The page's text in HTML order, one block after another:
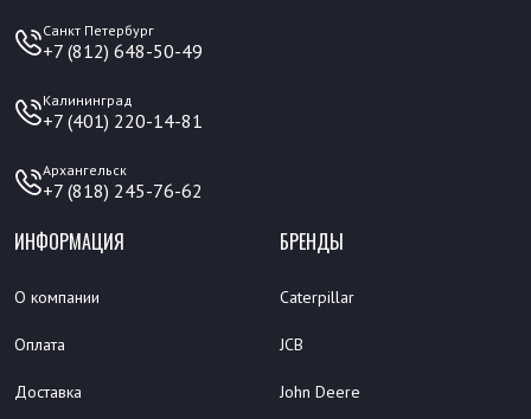
Санкт Петербург
+7 (812) 648-50-49
Калининград
+7 (401) 220-14-81
Архангельск
+7 (818) 245-76-62
ИНФОРМАЦИЯ
О компании
Оплата
Доставка
БРЕНДЫ
Caterpillar
JCB
John Deere